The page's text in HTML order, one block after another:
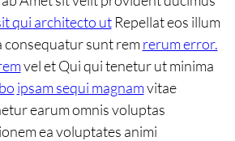
qui architecto utRepellat eos illum
consequatur sunt remrerum error.
vel et Qui qui tenetur ut minima
ipsam sequi magnamvitae
earum omnis voluptas
ea voluptates animi